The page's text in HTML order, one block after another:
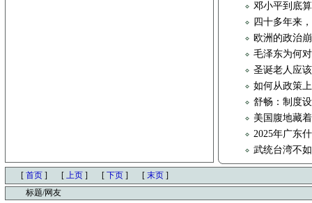
邓小平到底
四十多年来
欧洲的政治
毛泽东为何
圣诞老人应
如何从政策
舒畅：制度
美国腹地藏
2025年广东
武统台湾不
[ 首页 ] [ 上页 ] [ 下页 ] [ 末页 ]
标题/网友